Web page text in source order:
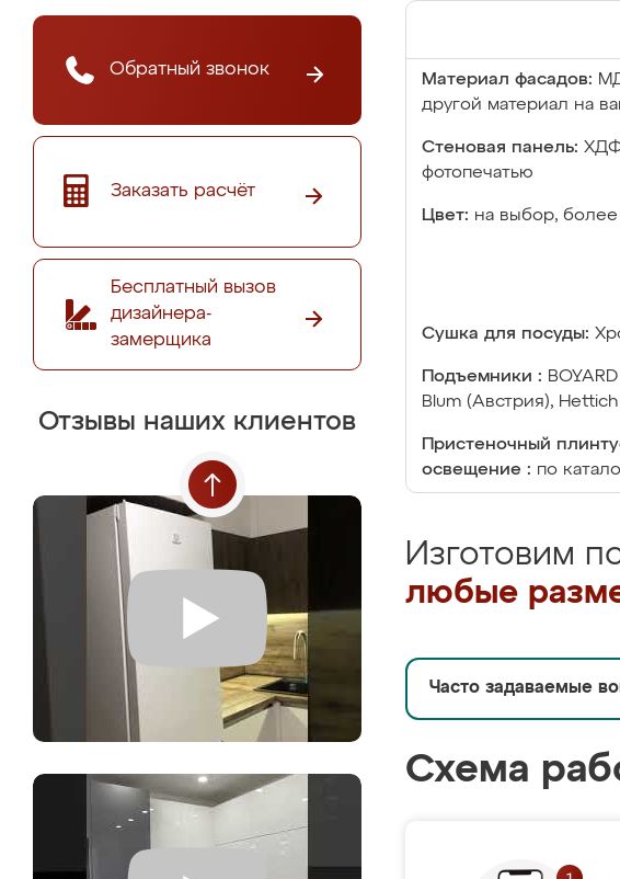
Обратный звонок
Заказать расчёт
Бесплатный вызов
дизайнера-
замерщика
Отзывы наших клиентов
Материал фасадов:
другой материал на
Стеновая панель: ХДФ
фотопечатью
Цвет: на выбор,
Сушка для посуды:
Подъемники :
Blum (Австрия),
Пристеночный
освещение : по
Изготовим
любые
Часто задаваемые
Схема